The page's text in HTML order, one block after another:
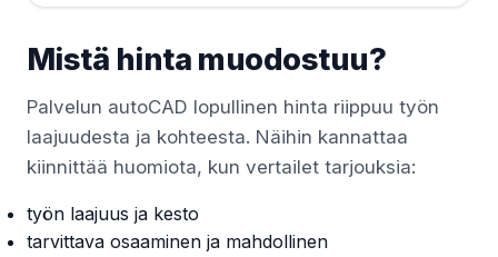
Mistä hinta muodostuu?
Palvelun autoCAD lopullinen hinta riippuu työn
laajuudesta ja kohteesta. Näihin kannattaa
kiinnittää huomiota, kun vertailet tarjouksia:
työn laajuus ja kesto
tarvittava osaaminen ja mahdollinen